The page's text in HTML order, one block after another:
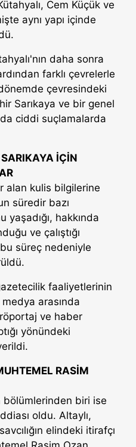
Cem Küçük ve
aynı yapı içinde
daha sonra
farklı çevrelerle
çevresindeki
Sarıkaya ve bir genel
ciddi suçlamalarda
İÇİN
alan kulis bilgilerine
süredir bazı
hakkında
ve çalıştığı
süreç nedeniyle
faaliyetlerinin
arasında
ve haber
yönündeki
RASİM
bölümlerinden biri ise
oldu. Altaylı,
elindeki itirafçı